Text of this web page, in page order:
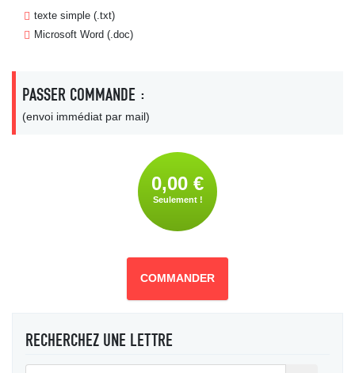
texte simple (.txt)
Microsoft Word (.doc)
PASSER COMMANDE :
(envoi immédiat par mail)
0,00 €
Seulement !
COMMANDER
RECHERCHEZ UNE LETTRE